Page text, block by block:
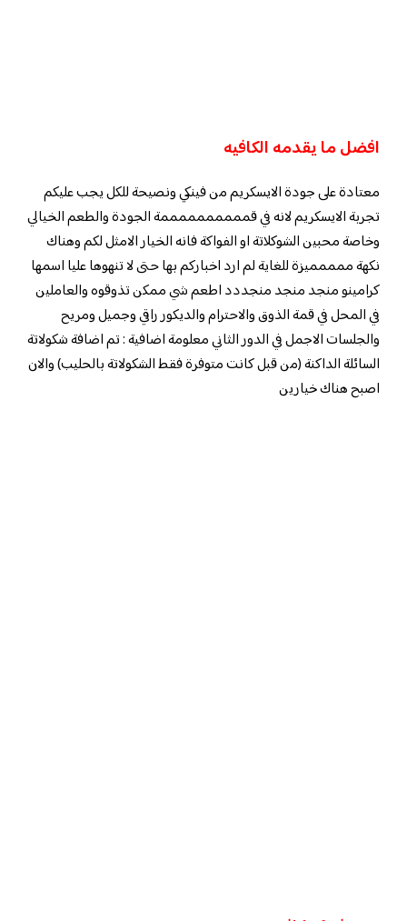
افضل ما يقدمه الكافيه
معتادة على جودة الايسكريم من فينكي ونصيحة للكل يجب عليكم
تجربة الايسكريم لانه في قممممممممممة الجودة والطعم الخيالي
وخاصة محبين الشوكلاتة او الفواكة فانه الخيار الامثل لكم وهناك
نكهة ممممميزة للغاية لم ارد اخباركم بها حتى لا تنهوها عليا اسمها
كرامينو منجد منجد منجددد اطعم شي ممكن تذوقوه والعاملين
في المحل في قمة الذوق والاحترام والديكور راقي وجميل ومريح
والجلسات الاجمل في الدور الثاني معلومة اضافية : تم اضافة شكولاتة
السائلة الداكنة (من قبل كانت متوفرة فقط الشكولاتة بالحليب) والان
اصبح هناك خيارين